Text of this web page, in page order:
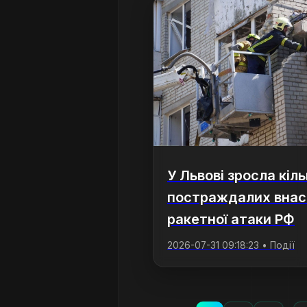
У Львові зросла
постраждалих
ракетної атаки РФ
2026-07-31 09:18:23 • Події